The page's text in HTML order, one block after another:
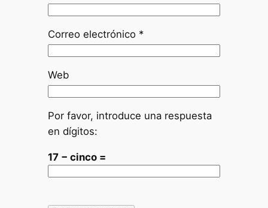
Correo electrónico *
Web
Por favor, introduce una respuesta
en dígitos:
17 − cinco =